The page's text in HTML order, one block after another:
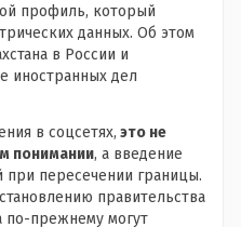
профиль, который
данных. Об этом
в России и
иностранных дел
в соцсетях, это не
понимании, а введение
при пересечении границы.
правительства
по-прежнему могут